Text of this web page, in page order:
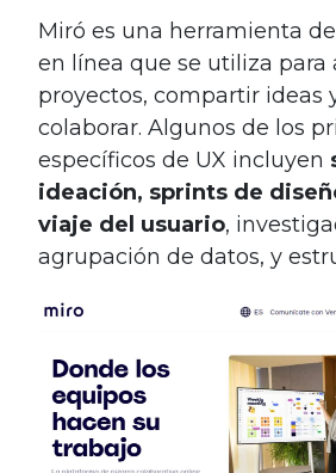
Miró es una herramienta
en línea que se utiliza para
proyectos, compartir ideas
colaborar. Algunos de los
específicos de UX incluyen
ideación, sprints de
viaje del usuario,
agrupación de datos, y